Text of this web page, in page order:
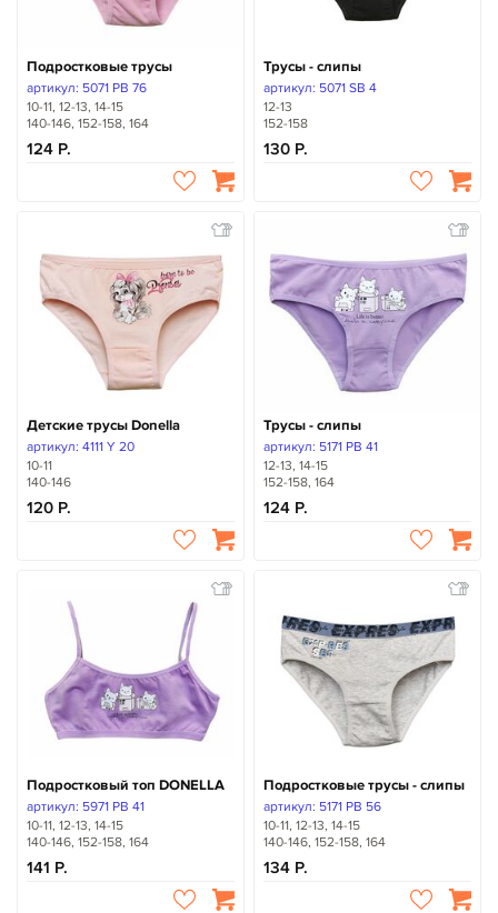
Подростковые трусы
артикул: 5071 PB 76
10-11, 12-13, 14-15
140-146, 152-158, 164
124
Трусы - слипы
артикул: 5071 SB 4
12-13
152-158
130
Детские трусы Donella
артикул: 4111 Y 20
10-11
140-146
120
Трусы - слипы
артикул: 5171 PB 41
12-13, 14-15
152-158, 164
124
Подростковый топ DONELLA
артикул: 5971 PB 41
10-11, 12-13, 14-15
140-146, 152-158, 164
141
Подростковые трусы - слипы
артикул: 5171 PB 56
10-11, 12-13, 14-15
140-146, 152-158, 164
134